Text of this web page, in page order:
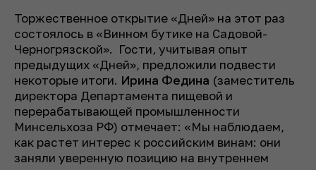
Торжественное открытие «Дней» на этот раз
состоялось в «Винном бутике на Садовой-
Черногрязской». Гости, учитывая опыт
предыдущих «Дней», предложили подвести
некоторые итоги. Ирина Федина (заместитель
директора Департамента пищевой и
перерабатывающей промышленности
Минсельхоза РФ) отмечает: «Мы наблюдаем,
как растет интерес к российским винам: они
заняли уверенную позицию на внутреннем